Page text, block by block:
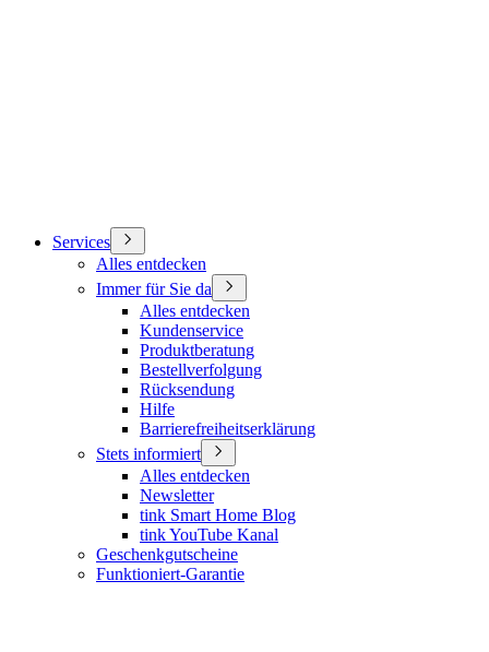
Services
Alles entdecken
Immer für Sie da
Alles entdecken
Kundenservice
Produktberatung
Bestellverfolgung
Rücksendung
Hilfe
Barrierefreiheitserklärung
Stets informiert
Alles entdecken
Newsletter
tink Smart Home Blog
tink YouTube Kanal
Geschenkgutscheine
Funktioniert-Garantie